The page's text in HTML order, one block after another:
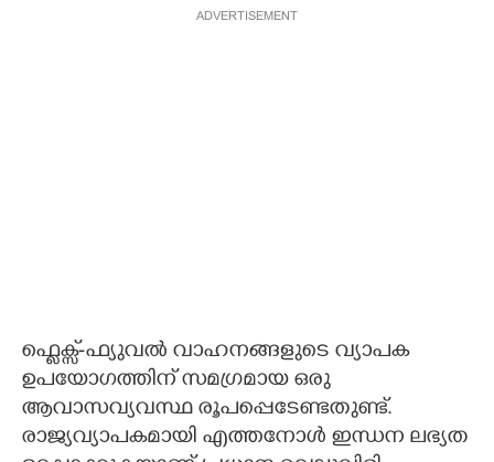
ADVERTISEMENT
ഫ്ലെക്സ്-ഫ്യുവൽ വാഹനങ്ങളുടെ വ്യാപക
ഉപയോഗത്തിന് സമഗ്രമായ ഒരു
ആവാസവ്യവസ്ഥ രൂപപ്പെടേണ്ടതുണ്ട്.
രാജ്യവ്യാപകമായി എത്തനോൾ ഇന്ധന ലഭ്യത